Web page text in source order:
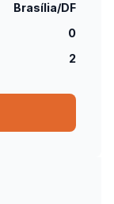
Brasília/DF
0
2